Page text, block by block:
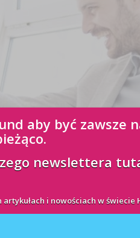
są wyniki globalnej ankiety
że kryzys nie wpłynął na ich
aby być zawsze
newslettera
i nowościach w świecie